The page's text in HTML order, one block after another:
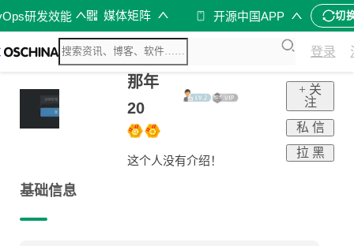
研发效能 媒体矩阵 开源中国APP 切
登录
那年
20
这个人没有介绍！
+ 关
注
私 信
拉 黑
基础信息